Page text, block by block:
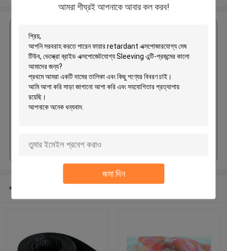
আমরা শীঘ্রই আপনাকে আবার কল করব!
জমা দিন
ফায়ার retardant এক্সপোজারযোগ্য মেষ
টিউব, ভেল্ক্রো ব্রাইড এক্সপোজেটযোগ্য
Sleeving এন্টি-প্রজন্মের কালো
প্রস্তাবিত পণ্য